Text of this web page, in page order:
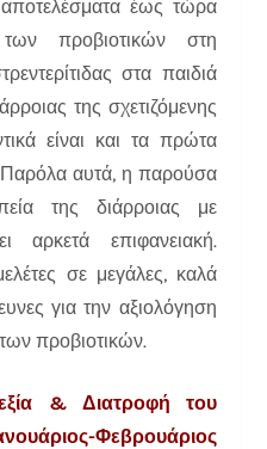
έως τώρα
προβιοτικών στη
στα παιδιά
της σχετιζόμενης
είναι και τα πρώτα
αυτά, η παρούσα
της διάρροιας με
αρκετά επιφανειακή.
σε μεγάλες, καλά
για την αξιολόγηση
προβιοτικών.
& Διατροφή του
Φεβρουάριος